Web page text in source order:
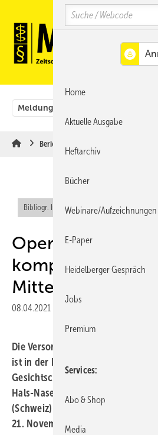
Hauptinhalt
Hauptmenü
SiteSearch
Meldungen
Berichte & Informationen
Bibliogr. Info (RIS)
Operative
komplexer
08.04.2021
Die Versorgung von komplexen
ist in der Regel eine Domäne der
Gesichtschirurgie, erklärte Abel-
Hals-Nasen-Ohrenklinik am
(Schweiz) auf dem 14. HNO-
21. November 2020 (Livestream-
Search
Home
Aktuelle Ausgabe
Heftarchiv
Bücher
Webinare/Aufzeichnungen
E-Paper
Heidelberger Gespräch
Jobs
Premium
Services
Abo & Shop
Media